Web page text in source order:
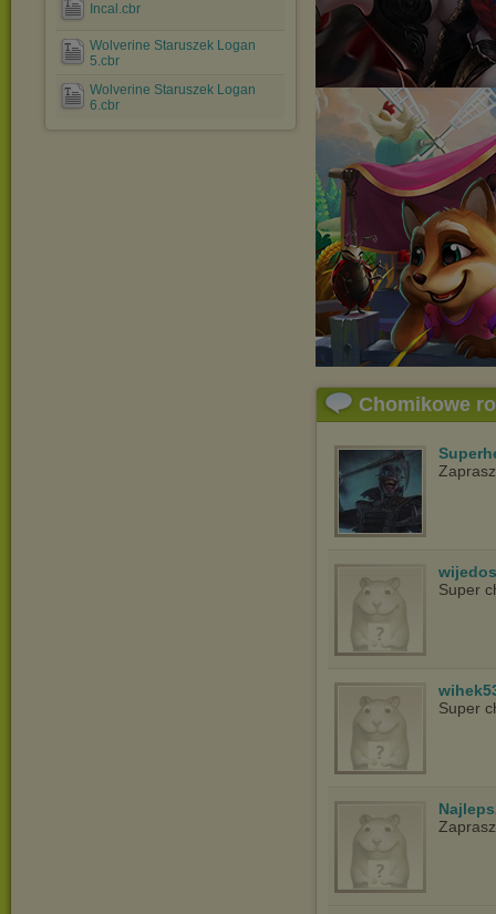
Incal.cbr
Wolverine Staruszek Logan
5.cbr
Wolverine Staruszek Logan
6.cbr
Chomikowe
Super
Super